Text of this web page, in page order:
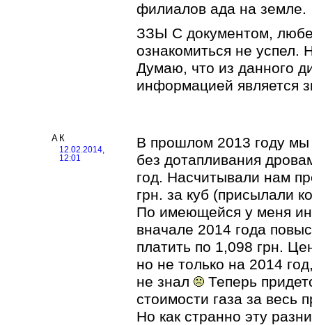
филиалов ада на земле.
ЗЗЫ С документом,
ознакомиться не успел.
Думаю, что из данного
информацией является
АК
12.02.2014,
12:01
В прошлом 2013 году мы
без дотапливания
год. Насчитывали нам
грн. за куб (присылали
По имеющейcя у меня
вначале 2014 года
платить по 1,098 грн.
но не только на 2014
не знал
Теперь
стоимости газа за весь
Но как странно эту